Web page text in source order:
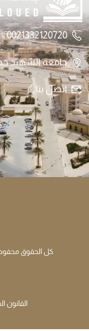
0021332120720 || 0021332120740
جامعة الشهيد حمه لخضر
اتصل بنا
كل الحقوق محفوظة
القانون